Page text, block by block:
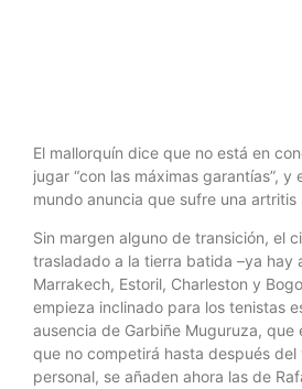
El mallorquín dice que no está en
jugar “con las máximas garantías”, y
mundo anuncia que sufre una
Sin margen alguno de transición, el
trasladado a la tierra batida –ya hay
Marrakech, Estoril, Charleston y
empieza inclinado para los tenistas
ausencia de Garbiñe Muguruza, que
que no competirá hasta después del
personal, se añaden ahora las de